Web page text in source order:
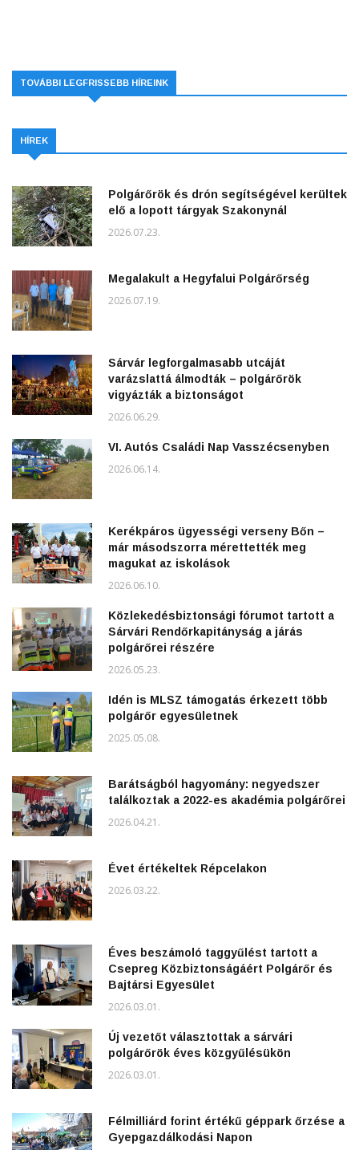
TOVÁBBI LEGFRISSEBB HÍREINK
HÍREK
Polgárőrök és drón segítségével kerültek
elő a lopott tárgyak Szakonynál
2026.07.23.
Megalakult a Hegyfalui Polgárőrség
2026.07.19.
Sárvár legforgalmasabb utcáját
varázslattá álmodták – polgárőrök
vigyázták a biztonságot
2026.06.29.
VI. Autós Családi Nap Vasszécsenyben
2026.06.14.
Kerékpáros ügyességi verseny Bőn –
már másodszorra mérettették meg
magukat az iskolások
2026.06.10.
Közlekedésbiztonsági fórumot tartott a
Sárvári Rendőrkapitányság a járás
polgárőrei részére
2026.05.23.
Idén is MLSZ támogatás érkezett több
polgárőr egyesületnek
2025.05.08.
Barátságból hagyomány: negyedszer
találkoztak a 2022-es akadémia polgárőrei
2026.04.21.
Évet értékeltek Répcelakon
2026.03.22.
Éves beszámoló taggyűlést tartott a
Csepreg Közbiztonságáért Polgárőr és
Bajtársi Egyesület
2026.03.01.
Új vezetőt választottak a sárvári
polgárőrök éves közgyűlésükön
2026.03.01.
Félmilliárd forint értékű géppark őrzése a
Gyepgazdálkodási Napon